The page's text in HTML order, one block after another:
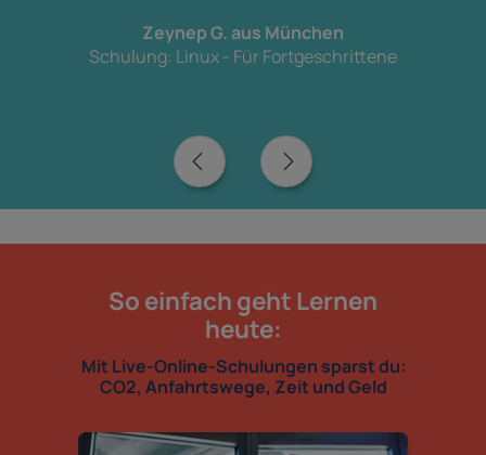
Zeynep G. aus München
Schulung: Linux - Für Fortgeschrittene
So einfach geht Lernen
heute:
Mit Live-Online-Schulungen sparst du:
CO2, Anfahrtswege, Zeit und Geld